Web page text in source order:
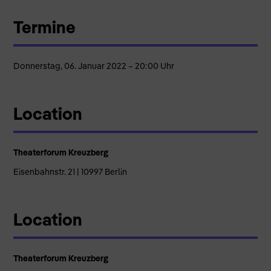
Termine
Donnerstag, 06. Januar 2022 – 20:00 Uhr
Location
Theaterforum Kreuzberg
Eisenbahnstr. 21 | 10997 Berlin
Location
Theaterforum Kreuzberg